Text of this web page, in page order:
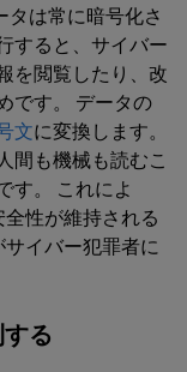
タは常に暗号化さ
すると、サイバー
を閲覧したり、改
です。 データの
文に変換します。
間も機械も読むこ
す。 これによ
性が維持される
イバー犯罪者に
る